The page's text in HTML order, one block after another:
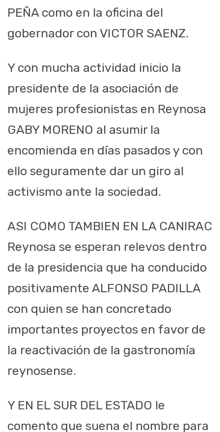
PEÑA como en la oficina del
gobernador con VICTOR SAENZ.
Y con mucha actividad inicio la
presidente de la asociación de
mujeres profesionistas en Reynosa
GABY MORENO al asumir la
encomienda en días pasados y con
ello seguramente dar un giro al
activismo ante la sociedad.
ASI COMO TAMBIEN EN LA CANIRAC
Reynosa se esperan relevos dentro
de la presidencia que ha conducido
positivamente ALFONSO PADILLA
con quien se han concretado
importantes proyectos en favor de
la reactivación de la gastronomía
reynosense.
​Y EN EL SUR DEL ESTADO le
comento que suena el nombre para